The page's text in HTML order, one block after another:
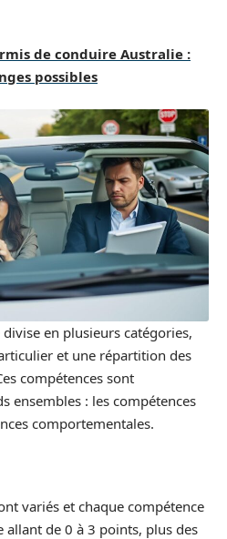
de conduire Australie :
possibles
en plusieurs catégories,
et une répartition des
compétences sont
ensembles : les compétences
comportementales.
variés et chaque compétence
allant de 0 à 3 points, plus des